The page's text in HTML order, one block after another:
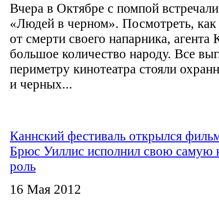
Вчера в Октябре с помпой
«Людей в черном». Посмотреть, как
от смерти своего напарника,
большое количество народу. Все
периметру кинотеатра стояли
и черных...
Каннский фестиваль открылся
Брюс Уиллис исполнил свою самую
роль
16 Мая 2012